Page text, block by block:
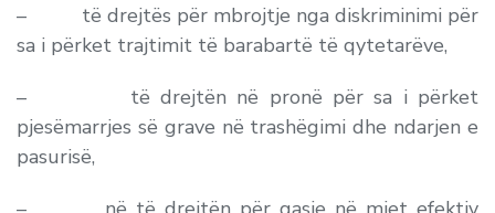
– të drejtës për mbrojtje nga diskriminimi për
sa i përket trajtimit të barabartë të qytetarëve,
– të drejtën në pronë për sa i përket
pjesëmarrjes së grave në trashëgimi dhe ndarjen e
pasurisë,